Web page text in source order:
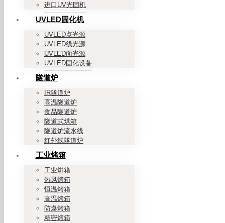
进口UV光固机
UVLED固化机
UVLED点光源
UVLED线光源
UVLED面光源
UVLED固化设备
隧道炉
IR隧道炉
高温隧道炉
食品隧道炉
隧道式烘箱
隧道炉流水线
红外线隧道炉
工业烤箱
工业烘箱
热风烤箱
恒温烤箱
高温烤箱
防爆烤箱
精密烤箱